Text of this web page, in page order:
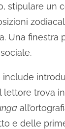
stipulare un
Una finestra
include
lettore trova
e delle